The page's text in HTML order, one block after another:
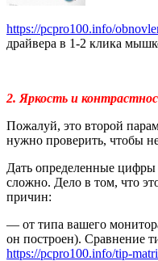
https://pcpro100.info/
драйвера в 1-2 клика
2. Яркость и
Пожалуй, это второй
нужно проверить, чтобы не
Дать определенные цифры
сложно. Дело в том, что
причин:
— от типа вашего
он построен). Сравнение
https://pcpro100.info/tip-